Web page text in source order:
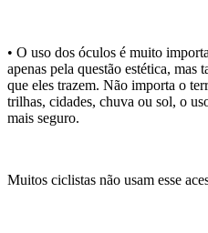
• O uso dos óculos é muito
apenas pela questão estética, mas
que eles trazem. Não importa o
trilhas, cidades, chuva ou sol, o
mais seguro.
Muitos ciclistas não usam esse